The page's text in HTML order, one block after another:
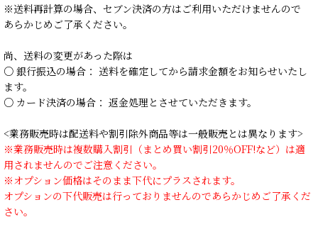
※送料再計算の場合、セブン決済の方はご利用いただけませんので
あらかじめご了承ください。
尚、送料の変更があった際は
○ 銀行振込の場合： 送料を確定してから請求金額をお知らせいたし
ます。
○ カード決済の場合： 返金処理とさせていただきます。
<業務販売時は配送料や割引除外商品等は一般販売とは異なります>
※業務販売時は複数購入割引（まとめ買い割引20％OFF!など）は適
用されませんのでご注意ください。
※オプション価格はそのまま下代にプラスされます。
オプションの下代販売は行っておりませんのであらかじめご了承くだ
さい。